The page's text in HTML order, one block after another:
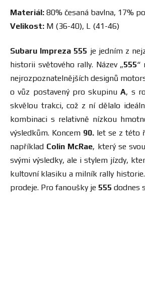
Materiál: 80% česaná bavlna, 17%
Velikost: M (36-40), L (41-46)
Subaru Impreza 555 je jedním z
historii světového rally. Název „555“
nejrozpoznatelnějších designů
o vůz postavený pro skupinu A, s
skvělou trakci, což z ní dělalo
kombinaci s relativně nízkou
výsledkům. Koncem 90. let se z této
například Colin McRae, který se
svými výsledky, ale i stylem jízdy,
kultovní klasiku a milník rally
prodeje. Pro fanoušky je 555 dodnes